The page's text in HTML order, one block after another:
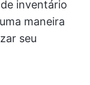
inventário
maneira
seu